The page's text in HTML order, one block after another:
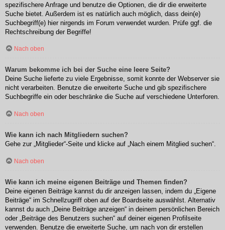
spezifischere Anfrage und benutze die Optionen, die dir die erweiterte
Suche bietet. Außerdem ist es natürlich auch möglich, dass dein(e)
Suchbegriff(e) hier nirgends im Forum verwendet wurden. Prüfe ggf. die
Rechtschreibung der Begriffe!
Nach oben
Warum bekomme ich bei der Suche eine leere Seite?
Deine Suche lieferte zu viele Ergebnisse, somit konnte der Webserver sie
nicht verarbeiten. Benutze die erweiterte Suche und gib spezifischere
Suchbegriffe ein oder beschränke die Suche auf verschiedene Unterforen.
Nach oben
Wie kann ich nach Mitgliedern suchen?
Gehe zur „Mitglieder“-Seite und klicke auf „Nach einem Mitglied suchen“.
Nach oben
Wie kann ich meine eigenen Beiträge und Themen finden?
Deine eigenen Beiträge kannst du dir anzeigen lassen, indem du „Eigene
Beiträge“ im Schnellzugriff oben auf der Boardseite auswählst. Alternativ
kannst du auch „Deine Beiträge anzeigen“ in deinem persönlichen Bereich
oder „Beiträge des Benutzers suchen“ auf deiner eigenen Profilseite
verwenden. Benutze die erweiterte Suche, um nach von dir erstellen